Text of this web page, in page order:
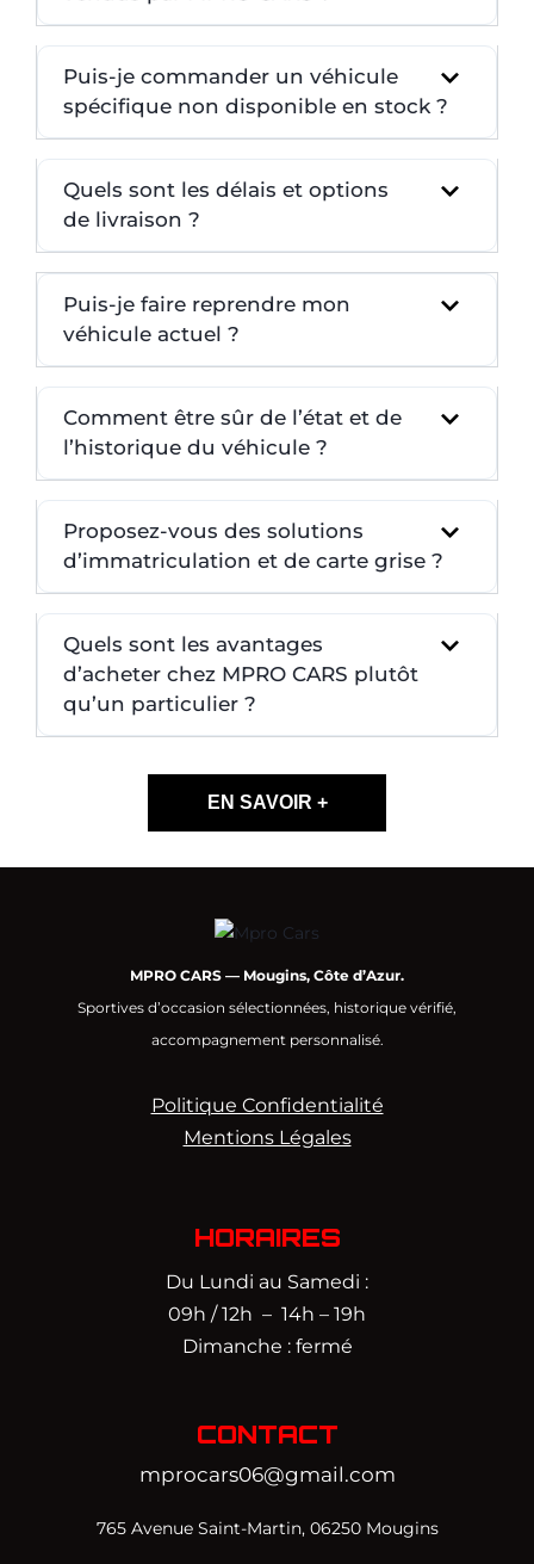
Puis-je commander un véhicule
spécifique non disponible en stock ?
Quels sont les délais et options
de livraison ?
Puis-je faire reprendre mon
véhicule actuel ?
Comment être sûr de l’état et de
l’historique du véhicule ?
Proposez-vous des solutions
d’immatriculation et de carte grise ?
Quels sont les avantages
d’acheter chez MPRO CARS plutôt
qu’un particulier ?
EN SAVOIR +
MPRO CARS — Mougins, Côte d’Azur.
Sportives d’occasion sélectionnées, historique vérifié,
accompagnement personnalisé.
Politique Confidentialité
Mentions Légales
HORAIRES
Du Lundi au Samedi :
09h / 12h – 14h – 19h
Dimanche : fermé
CONTACT
mprocars06@gmail.com
765 Avenue Saint-Martin, 06250 Mougins